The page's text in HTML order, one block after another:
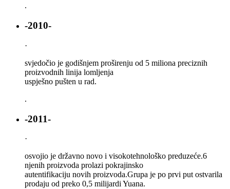
.
-2010-
·
svjedočio je godišnjem proširenju od 5 miliona preciznih
proizvodnih linija lomljenja
uspješno pušten u rad.
.
-2011-
·
osvojio je državno novo i visokotehnološko preduzeće.6
njenih proizvoda prolazi pokrajinsko
autentifikaciju novih proizvoda.Grupa je po prvi put ostvarila
prodaju od preko 0,5 milijardi Yuana.